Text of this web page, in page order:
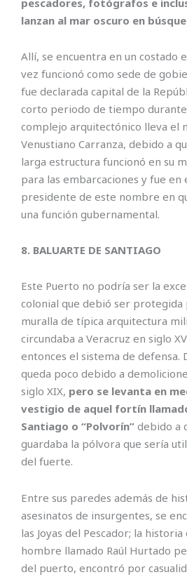
lanzan al mar oscuro en
Allí, se encuentra en un costado
vez funcionó como sede de
fue declarada capital de la
corto periodo de tiempo
complejo arquitectónico lleva el
Venustiano Carranza, debido a
larga estructura funcionó en su
para las embarcaciones y fue
presidente de este nombre en
una función gubernamental.
8. BALUARTE DE SANTIAGO
Este Puerto no podría ser la
colonial que debió ser protegida
muralla de típica arquitectura
circundaba a Veracruz en siglo
entonces el sistema de defensa.
queda poco debido a
siglo XIX, pero se levanta en
vestigio de aquel fortín
Santiago o “Polvorín” debido a
guardaba la pólvora que sería
del fuerte.
Entre sus paredes además de
asesinatos de insurgentes, se
las Joyas del Pescador; la historia
hombre llamado Raúl Hurtado
del puerto, encontró por